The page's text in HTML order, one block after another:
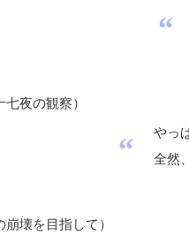
“
七夜の観察）
“
やっ
全然
崩壊を目指して ）